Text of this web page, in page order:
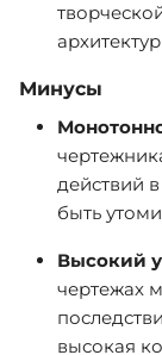
Минусы
действий
быть
Высокий
чертежах
высокая